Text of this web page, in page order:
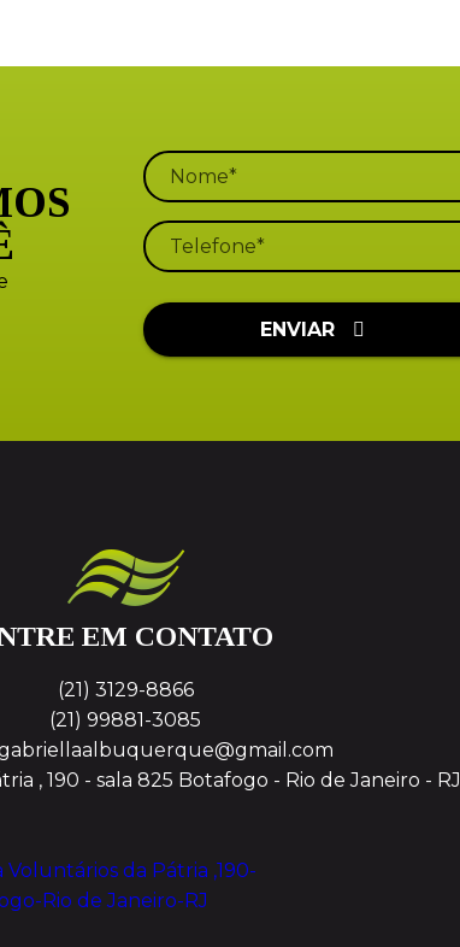
ENVIAR
EM CONTATO
(21) 3129-8866
(21) 99881-3085
, 190 - sala 825 Botafogo - Rio de Janeiro - RJ